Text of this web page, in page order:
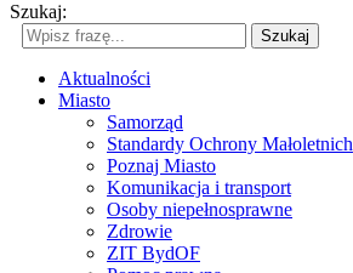
Szukaj:
Szukaj
Aktualności
Miasto
Samorząd
Standardy Ochrony Małoletnich
Poznaj Miasto
Komunikacja i transport
Osoby niepełnosprawne
Zdrowie
ZIT BydOF